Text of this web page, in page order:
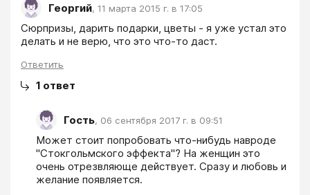
Георгий, 11 марта 2015 г. в 17:05
Сюрпризы, дарить подарки, цветы - я уже устал это
делать и не верю, что это что-то даст.
Ответить
1 ответ
Гость, 06 сентября 2017 г. в 09:51
Может стоит попробовать что-нибудь навроде
"Стокгольмского эффекта"? На женщин это
очень отрезвляюще действует. Сразу и любовь и
желание появляется.